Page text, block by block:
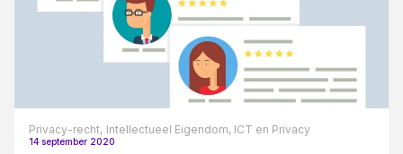
Privacy-recht, Intellectueel Eigendom, ICT en Privacy
14 september 2020